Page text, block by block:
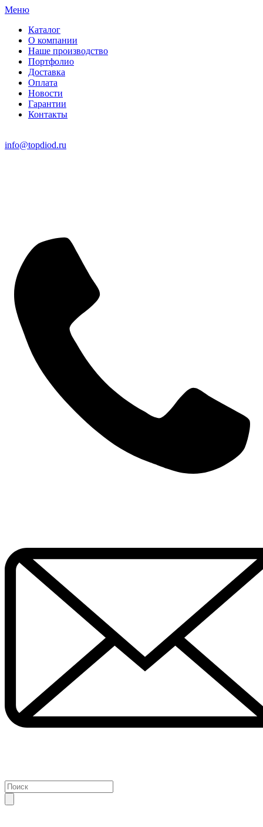
Меню
Каталог
О компании
Наше производство
Портфолио
Доставка
Оплата
Новости
Гарантии
Контакты
info@topdiod.ru